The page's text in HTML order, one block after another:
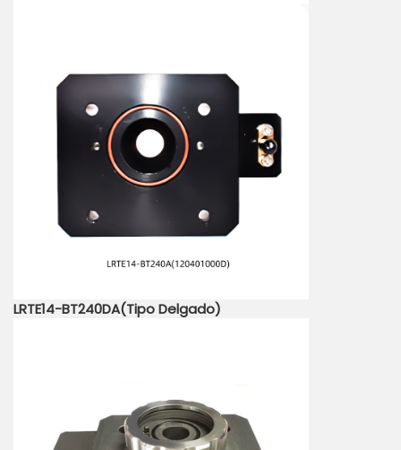
LRTE14-BT240DA(Tipo Delgado)